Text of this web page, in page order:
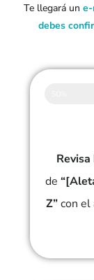
Te llegará un
debes
de
Z”con el